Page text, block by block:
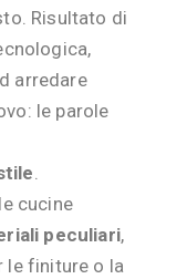
Risultato di
arredare
le parole
.
cucine
peculiari,
le finiture o la